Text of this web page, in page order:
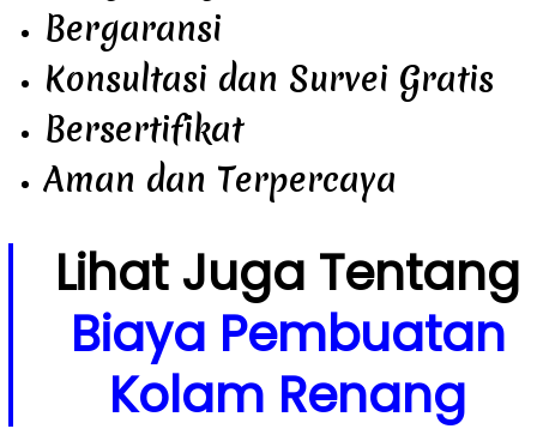
Bergaransi
Konsultasi dan Survei Gratis
Bersertifikat
Aman dan Terpercaya
Lihat Juga Tentang
Biaya Pembuatan
Kolam Renang